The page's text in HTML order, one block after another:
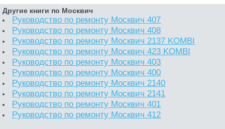
Другие книги по Москвич
Руководство по ремонту Москвич 407
Руководство по ремонту Москвич 408
Руководство по ремонту Москвич 2137 KOMBI
Руководство по ремонту Москвич 423 KOMBI
Руководство по ремонту Москвич 403
Руководство по ремонту Москвич 400
Руководство по ремонту Москвич 2140
Руководство по ремонту Москвич 2141
Руководство по ремонту Москвич 401
Руководство по ремонту Москвич 412